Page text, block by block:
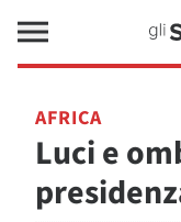
AFRICA
Luci e